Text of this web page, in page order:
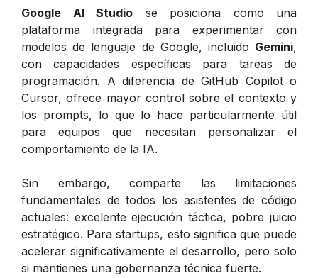
Google AI Studio se posiciona como una
plataforma integrada para experimentar con
modelos de lenguaje de Google, incluido Gemini,
con capacidades específicas para tareas de
programación. A diferencia de GitHub Copilot o
Cursor, ofrece mayor control sobre el contexto y
los prompts, lo que lo hace particularmente útil
para equipos que necesitan personalizar el
comportamiento de la IA.
Sin embargo, comparte las limitaciones
fundamentales de todos los asistentes de código
actuales: excelente ejecución táctica, pobre juicio
estratégico. Para startups, esto significa que puede
acelerar significativamente el desarrollo, pero solo
si mantienes una gobernanza técnica fuerte.